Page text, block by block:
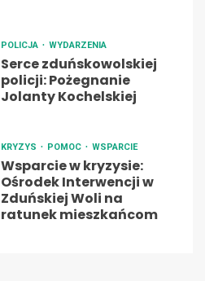
POLICJA WYDARZENIA
Serce zduńskowolskiej
policji: Pożegnanie
Jolanty Kochelskiej
KRYZYS POMOC WSPARCIE
Wsparcie w kryzysie:
Ośrodek Interwencji w
Zduńskiej Woli na
ratunek mieszkańcom